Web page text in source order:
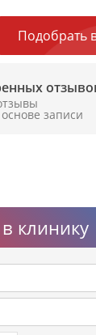
Подобрать
записи
клинику